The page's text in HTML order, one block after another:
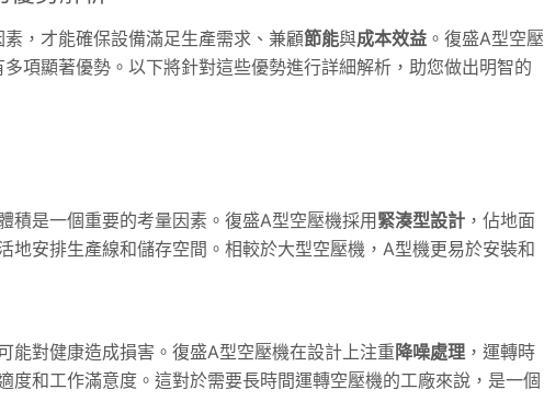
，才能確保設備滿足生產需求、兼顧節能與成本效益 。復盛A型空壓
項顯著優勢。以下將針對這些優勢進行詳細解析，助您做出明智的
積是一個重要的考量因素。復盛A型空壓機採用緊湊型設計 ，佔地面
地安排生產線和儲存空間。相較於大型空壓機，A型機更易於安裝和
能對健康造成損害。復盛A型空壓機在設計上注重降噪處理 ，運轉時
度和工作滿意度。這對於需要長時間運轉空壓機的工廠來說，是一個